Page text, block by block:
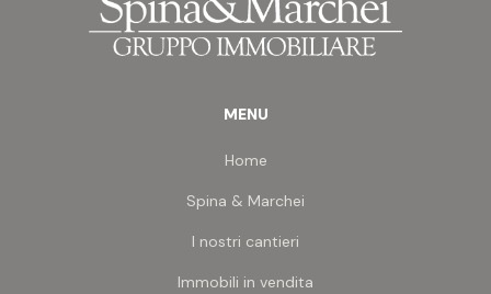
Grazie alla posizione strategica, non distante dal
centro cittadino e ben servita, questa soluzione
nuovi appartamenti residenziali o per un
MENU
Home
Spina & Marchei
I nostri cantieri
Immobili in vendita